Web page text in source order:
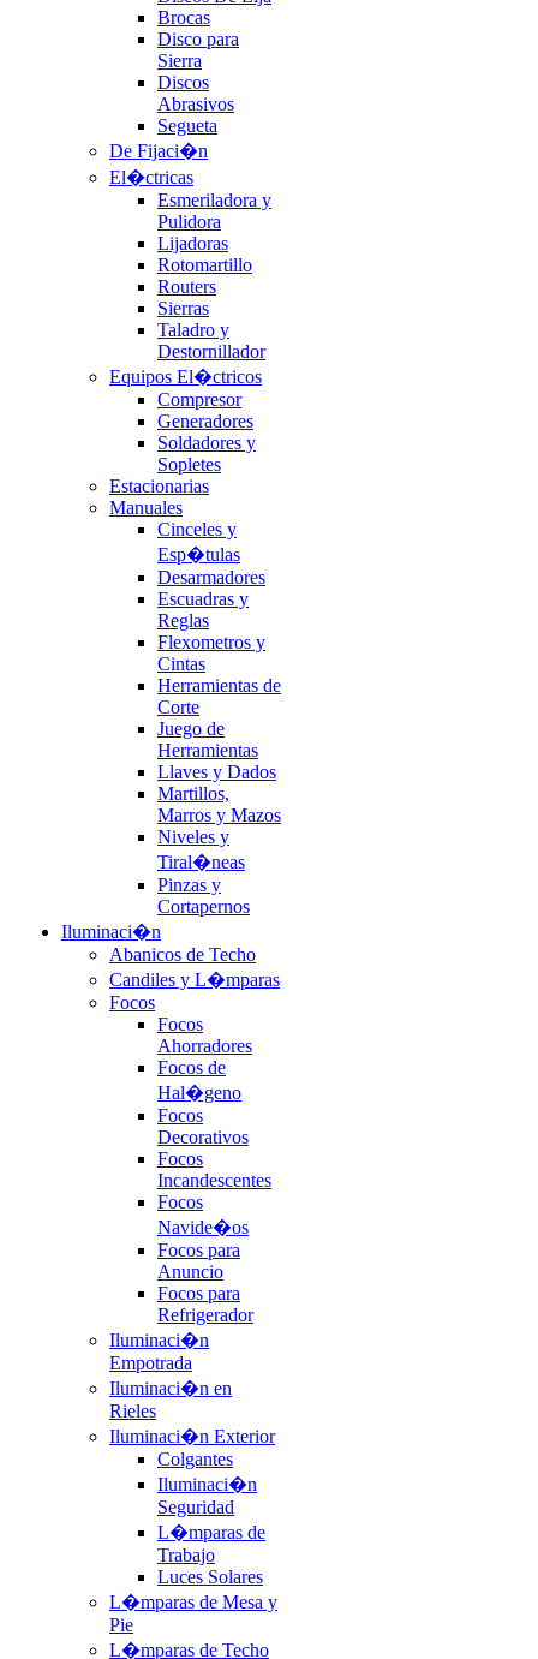
Brocas
Disco para
Sierra
Discos
Abrasivos
Segueta
De Fijaci�n
El�ctricas
Esmeriladora y
Pulidora
Lijadoras
Rotomartillo
Routers
Sierras
Taladro y
Destornillador
Equipos El�ctricos
Compresor
Generadores
Soldadores y
Sopletes
Estacionarias
Manuales
Cinceles y
Esp�tulas
Desarmadores
Escuadras y
Reglas
Flexometros y
Cintas
Herramientas de
Corte
Juego de
Herramientas
Llaves y Dados
Martillos,
Marros y Mazos
Niveles y
Tiral�neas
Pinzas y
Cortapernos
Iluminaci�n
Abanicos de Techo
Candiles y L�mparas
Focos
Focos
Ahorradores
Focos de
Hal�geno
Focos
Decorativos
Focos
Incandescentes
Focos
Navide�os
Focos para
Anuncio
Focos para
Refrigerador
Iluminaci�n
Empotrada
Iluminaci�n en
Rieles
Iluminaci�n Exterior
Colgantes
Iluminaci�n
Seguridad
L�mparas de
Trabajo
Luces Solares
L�mparas de Mesa y
Pie
L�mparas de Techo